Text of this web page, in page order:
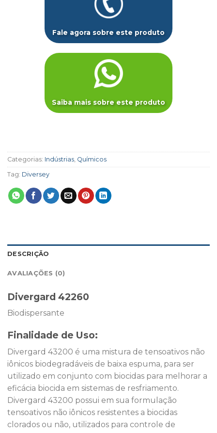
Fale agora sobre este produto
Saiba mais sobre este produto
Categorias: Indústrias Químicos
Tag: Diversey
DESCRIÇÃO
AVALIAÇÕES (0)
Divergard 42260
Biodispersante
Finalidade de Uso:
Divergard 43200 é uma mistura de tensoativos não
iônicos biodegradáveis de baixa espuma, para ser
utilizado em conjunto com biocidas para melhorar a
eficácia biocida em sistemas de resfriamento.
Divergard 43200 possui em sua formulação
tensoativos não iônicos resistentes a biocidas
clorados ou não, utilizados para controle de